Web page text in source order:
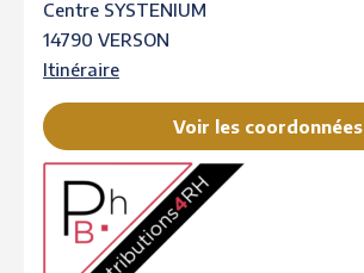
Centre SYSTENIUM
14790 VERSON
Itinéraire
Voir les coordonnées